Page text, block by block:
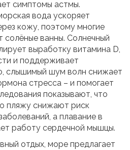
симптомы астмы.
вода ускоряет
кожу, поэтому многие
солёные ванны. Солнечный
выработку витамина D,
и поддерживает
слышимый шум волн снижает
стресса – и помогает
показывают, что
пляжу снижают риск
а плавание в
работу сердечной мышцы.
отдых, море предлагает